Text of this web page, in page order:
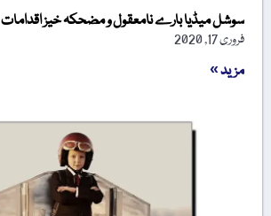
سوشل میڈیا بارے نامعقول و مضحکہ خیز اقدامات
فروری 17, 2020
مزید »